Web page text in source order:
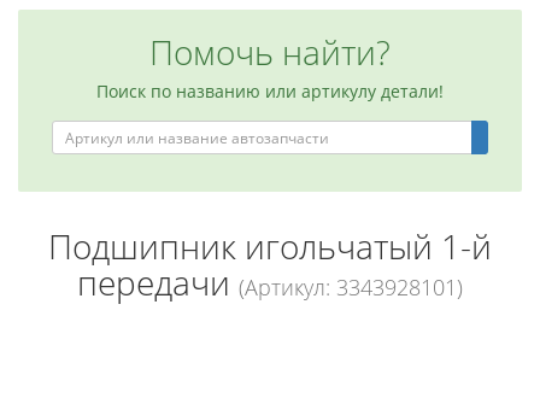
Помочь найти?
Поиск по названию или артикулу детали!
Подшипник игольчатый 1-й
передачи (Артикул: 3343928101)